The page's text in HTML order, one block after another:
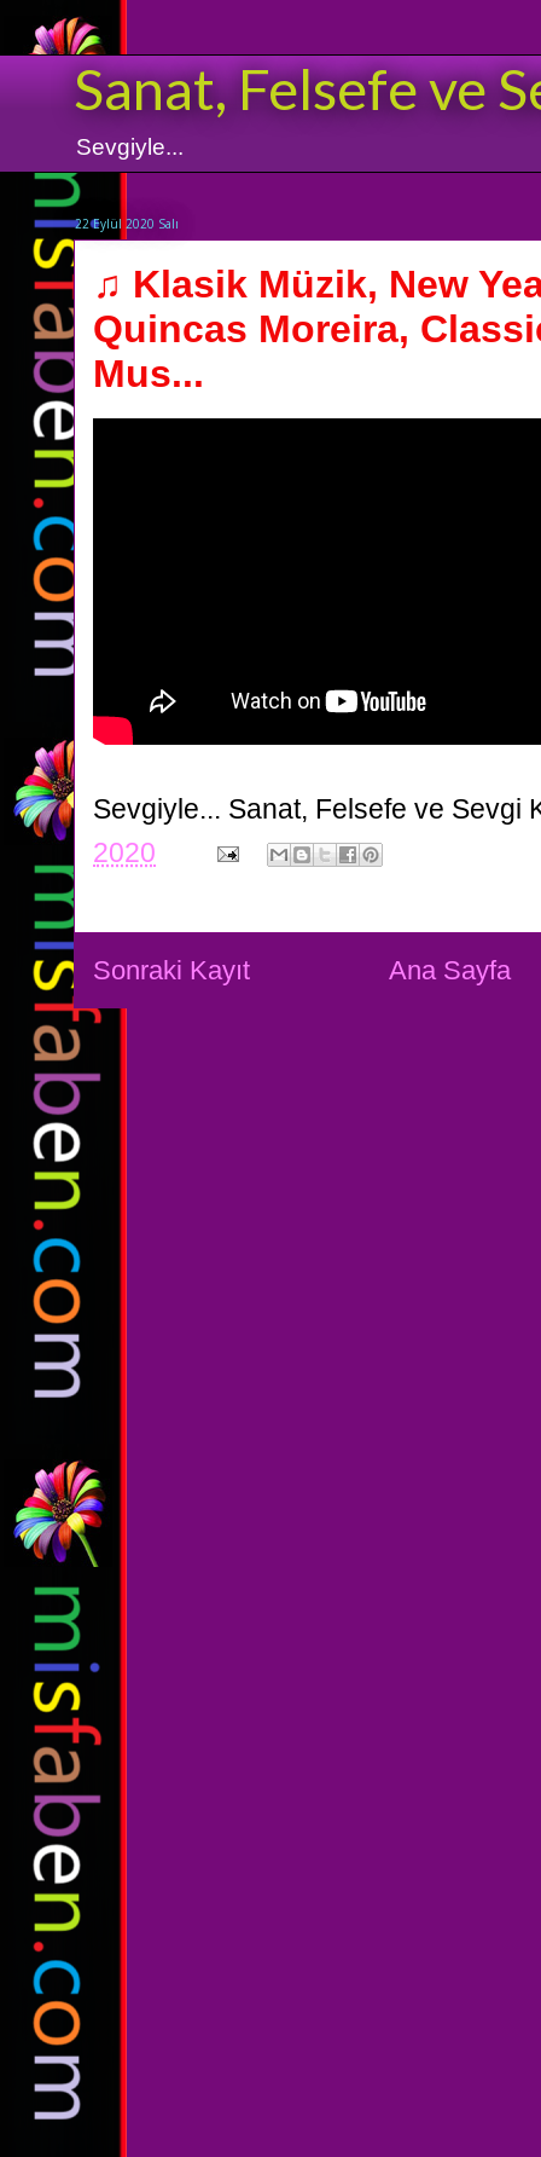
Sanat, Felsefe ve
Sevgiyle...
22 Eylül 2020 Salı
♫ Klasik Müzik, New
Quincas Moreira,
Mus...
Sevgiyle... Sanat, Felsefe ve Sevgi
2020
Sonraki Kayıt Ana Sayfa